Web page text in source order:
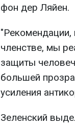
фон дер Ляйен.
членстве, мы
защиты
большей
усиления
Зеленский